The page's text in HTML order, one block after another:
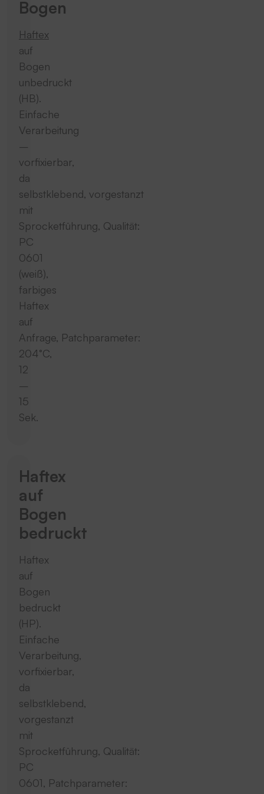
Bogen
Haftex
auf
Bogen
unbedruckt
(HB).
Einfache
Verarbeitung
–
vorfixierbar,
da
selbstklebend, vorgestanzt
mit
Sprocketführung, Qualität:
PC
0601
(weiß),
farbiges
Haftex
auf
Anfrage, Patchparameter:
204°C,
12
–
15
Sek.
Haftex
auf
Bogen
bedruckt
Haftex
auf
Bogen
bedruckt
(HP).
Einfache
Verarbeitung,
vorfixierbar,
da
selbstklebend,
vorgestanzt
mit
Sprocketführung, Qualität:
PC
0601, Patchparameter: